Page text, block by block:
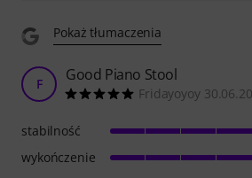
Pokaż tłumaczenia
F Good Piano Stool
Fridayoyoy
stabilność
wykończenie